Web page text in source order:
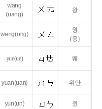
wang
(uang)
왕
weng(ong)
웡
(웅)
yue(ue) 웨
yuan(uan) 위안
yun(un) 윈